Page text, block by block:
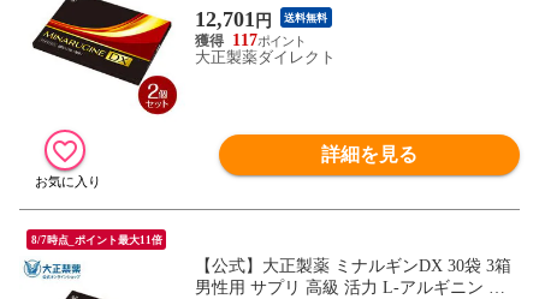
カ 亜鉛 すっぽん 栄養機能食品 妊活 妊活
サプリ
12,701 円 送料無料
117
大正製薬ダイレクト
詳細を見る
8/7時点_ポイント最大11倍
【公式】大正製薬 ミナルギンDX 30袋 3箱
男性用 サプリ 高級 活力 L-アルギニン マ